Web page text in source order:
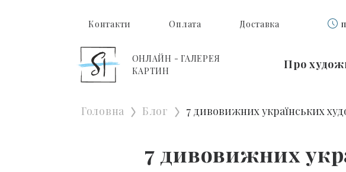
Контакти Оплата Доставка
ОНЛАЙН - ГАЛЕРЕЯ
КАРТИН
Про
Головна Блог 7 дивовижних українських
7 дивовижних